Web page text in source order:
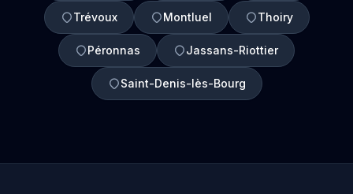
Trévoux Montluel Thoiry
Péronnas Jassans-Riottier
Saint-Denis-lès-Bourg